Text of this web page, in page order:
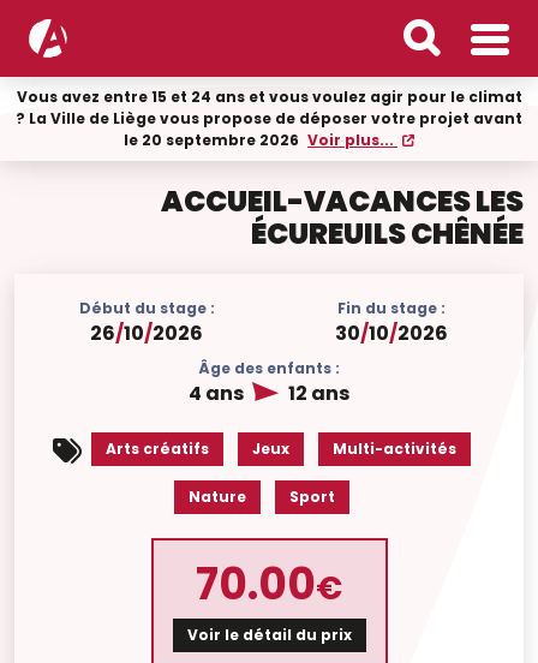
Vous avez entre 15 et 24 ans et vous voulez agir pour le climat
? La Ville de Liège vous propose de déposer votre projet avant
le 20 septembre 2026 Voir plus...
ACCUEIL-VACANCES LES
ÉCUREUILS CHÊNÉE
Début du stage :
26/10/2026
Fin du stage :
30/10/2026
Âge des enfants :
4 ans 12 ans
Arts créatifs Jeux Multi-activités
Nature Sport
70.00€
Voir le détail du prix